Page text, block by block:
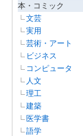
本・コミック
文芸
実用
芸術・アート
ビジネス
コンピュータ
人文
理工
建築
医学書
語学